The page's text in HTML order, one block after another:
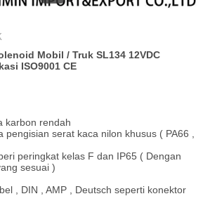
Mobil / Truk SL134 12VDC
ISO9001 CE
karbon rendah
pengisian serat kaca nilon khusus ( PA66 ,
peringkat kelas F dan IP65 ( Dengan
sesuai )
, DIN , AMP , Deutsch seperti konektor